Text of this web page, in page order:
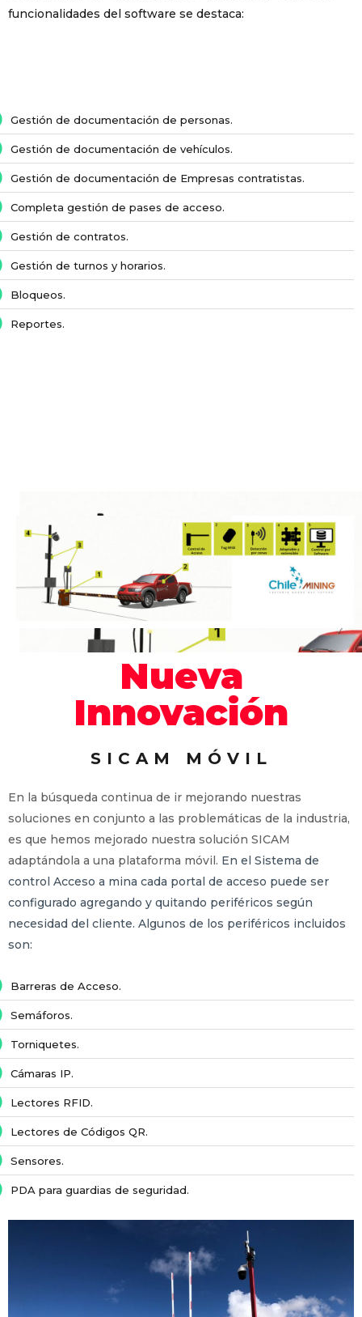
funcionalidades del software se destaca:
Gestión de documentación de personas.
Gestión de documentación de vehículos.
Gestión de documentación de Empresas contratistas.
Completa gestión de pases de acceso.
Gestión de contratos.
Gestión de turnos y horarios.
Bloqueos.
Reportes.
Nueva
Innovación
SICAM MÓVIL
En la búsqueda continua de ir mejorando nuestras
soluciones en conjunto a las problemáticas de la industria,
es que hemos mejorado nuestra solución SICAM
adaptándola a una plataforma móvil. En el Sistema de
control Acceso a mina cada portal de acceso puede ser
configurado agregando y quitando periféricos según
necesidad del cliente. Algunos de los periféricos incluidos
son:
Barreras de Acceso.
Semáforos.
Torniquetes.
Cámaras IP.
Lectores RFID.
Lectores de Códigos QR.
Sensores.
PDA para guardias de seguridad.